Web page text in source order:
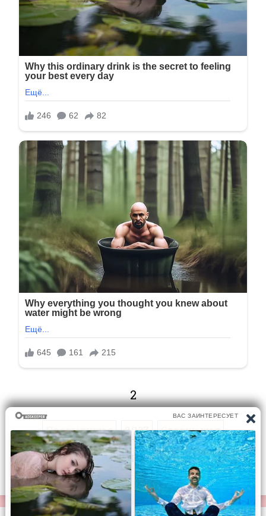
2
Предыдущая 2/137 Следующая
Перейти на страницу: